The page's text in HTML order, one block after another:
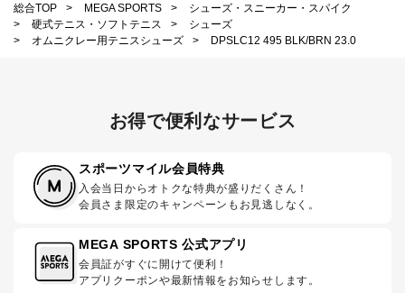
総合TOP
> MEGA SPORTS >
シューズ・スニーカー・スパイク
>
硬式テニス・ソフトテニス >
シューズ
>
オムニクレー用テニスシューズ > DPSLC12 495 BLK/BRN 23.0
お得で便利なサービス
スポーツマイル会員特典
入会当日からオトクな特典が盛りだくさん！
会員さま限定のキャンペーンもお見逃しなく。
MEGA SPORTS 公式アプリ
会員証がすぐに開けて便利！
アプリクーポンや最新情報をお知らせします。